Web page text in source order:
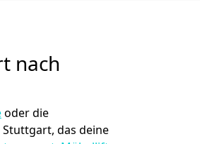
nach
oder die
Stuttgart, das deine